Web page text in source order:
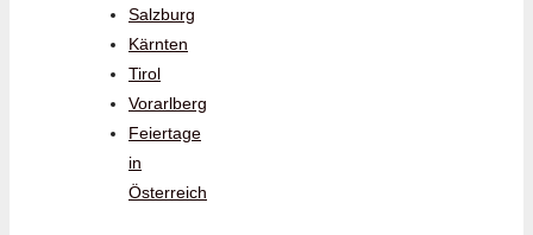
Salzburg
Kärnten
Tirol
Vorarlberg
Feiertage
in
Österreich